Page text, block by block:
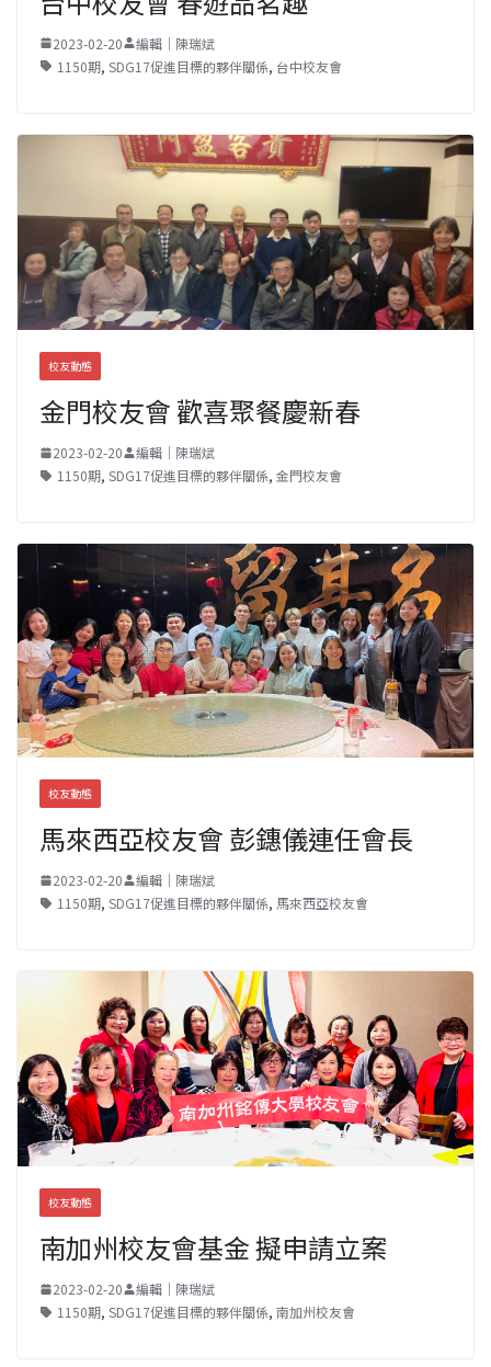
2023-02-20
編輯｜陳瑞斌
1150期, SDG17促進目標的夥伴關係, 台中校友會
校友動態
金門校友會 歡喜聚餐慶新春
2023-02-20
編輯｜陳瑞斌
1150期, SDG17促進目標的夥伴關係, 金門校友會
校友動態
馬來西亞校友會 彭鏸儀連任會長
2023-02-20
編輯｜陳瑞斌
1150期, SDG17促進目標的夥伴關係, 馬來西亞校友會
校友動態
南加州校友會基金 擬申請立案
2023-02-20
編輯｜陳瑞斌
1150期, SDG17促進目標的夥伴關係, 南加州校友會